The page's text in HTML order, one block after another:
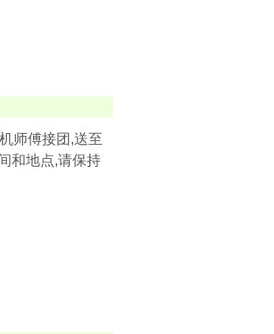
师傅接团,送至
和地点,请保持